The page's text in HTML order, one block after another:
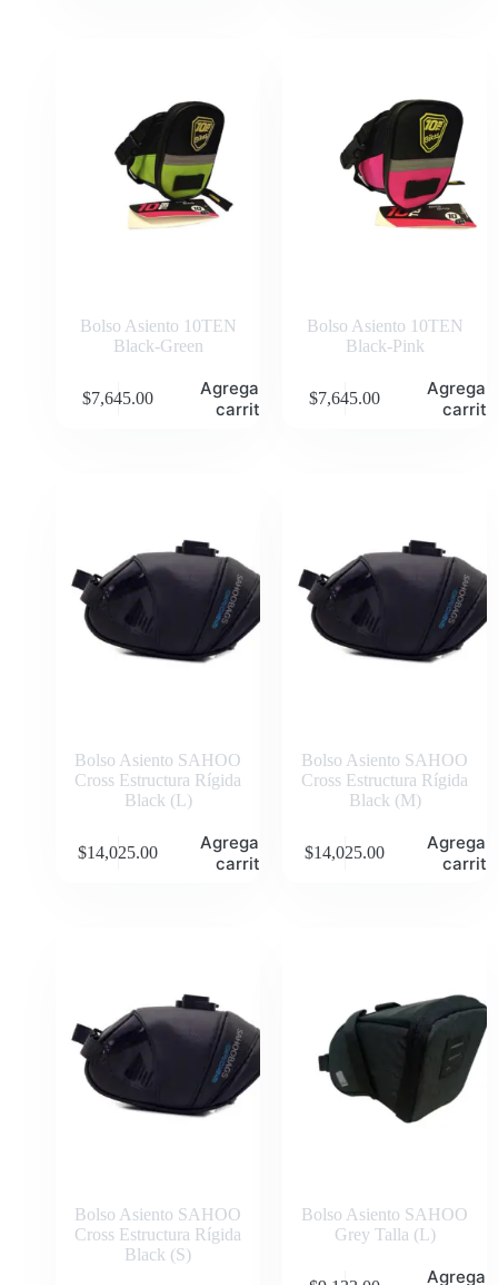
Bolso Asiento 10TEN
Black-Green
$7,645.00
Agregar al
carrito
Bolso Asiento 10TEN
Black-Pink
$7,645.00
Agregar
carrito
Bolso Asiento SAHOO
Cross Estructura Rígida
Black (L)
$14,025.00
Agregar al
carrito
Bolso Asiento SAHOO
Cross Estructura Rígida
Black (M)
$14,025.00
Agregar
carrito
Bolso Asiento SAHOO
Cross Estructura Rígida
Black (S)
Bolso Asiento SAHOO
Grey Talla (L)
Agregar